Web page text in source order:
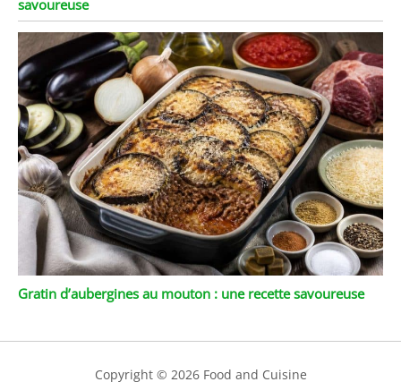
savoureuse
Gratin d’aubergines au mouton : une recette savoureuse
Copyright © 2026 Food and Cuisine